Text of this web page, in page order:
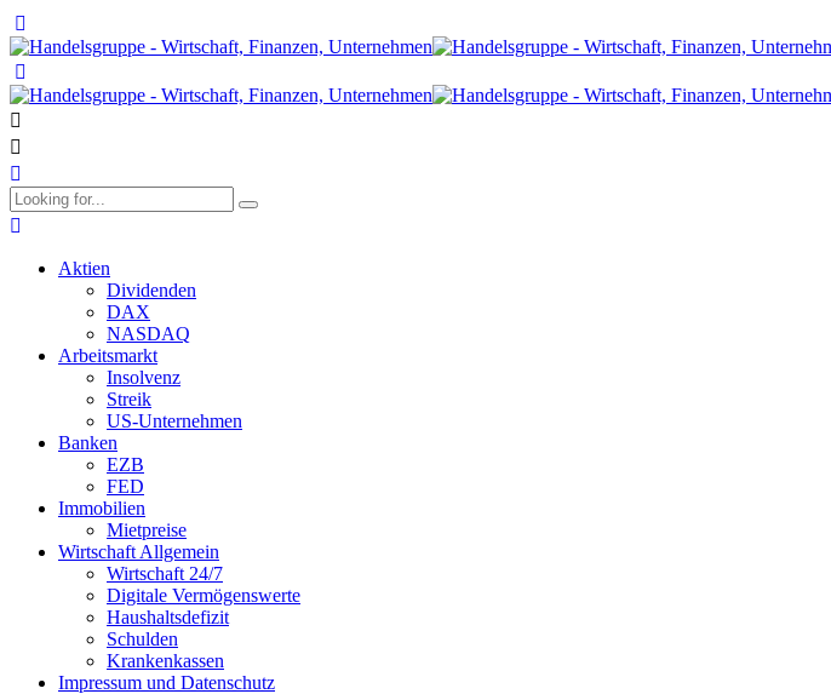
Aktien
Dividenden
DAX
NASDAQ
Arbeitsmarkt
Insolvenz
Streik
US-Unternehmen
Banken
EZB
FED
Immobilien
Mietpreise
Wirtschaft Allgemein
Wirtschaft 24/7
Digitale Vermögenswerte
Haushaltsdefizit
Schulden
Krankenkassen
Impressum und Datenschutz